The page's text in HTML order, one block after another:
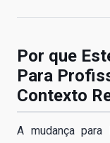
Por que
Para
Contexto
A mudança